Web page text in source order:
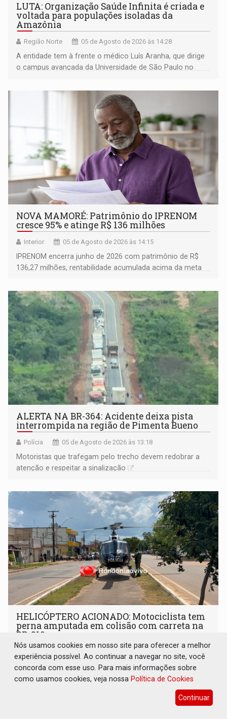
LUTA: Organização Saúde Infinita é criada e
voltada para populações isoladas da
Amazônia
Região Norte 05 de Agosto de 2026 às 14:28
A entidade tem à frente o médico Luís Aranha, que dirige
o campus avançada da Universidade de São Paulo no
NOVA MAMORÉ: Patrimônio do IPRENOM
cresce 95% e atinge R$ 136 milhões
Interior 05 de Agosto de 2026 às 14:15
IPRENOM encerra junho de 2026 com patrimônio de R$
136,27 milhões, rentabilidade acumulada acima da meta
ALERTA NA BR-364: Acidente deixa pista
interrompida na região de Pimenta Bueno
Polícia 05 de Agosto de 2026 às 13:18
​Motoristas que trafegam pelo trecho devem redobrar a
atenção e respeitar a sinalização
HELICÓPTERO ACIONADO: Motociclista tem
perna amputada em colisão com carreta na
BR-319
Polícia 05 de Agosto de 2026 às 12:47
Em razão do estado gravíssimo do paciente e da distância
em relação a capital, o suporte aéreo foi acionado
Nós usamos cookies em nosso site para oferecer a melhor
experiência possível. Ao continuar a navegar no site, você
concorda com esse uso. Para mais informações sobre
como usamos cookies, veja nossa Política de Cookies
Continuar